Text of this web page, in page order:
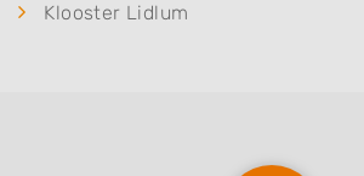
Klooster Lidlum